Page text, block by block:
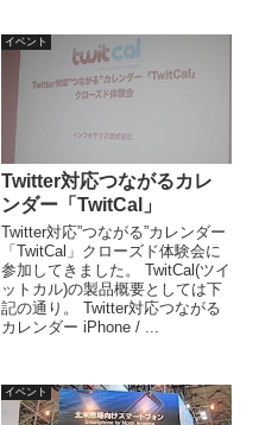
イベント
Twitter対応つながるカレ
ンダー「TwitCal」
Twitter対応”つながる”カレンダー
「TwitCal」クローズド体験会に
参加してきました。 TwitCal(ツイ
ットカル)の製品概要としては下
記の通り。 Twitter対応つながる
カレンダー iPhone / ...
イベント